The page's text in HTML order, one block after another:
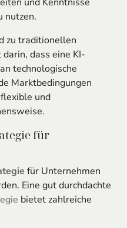
nutzen.
zu traditionellen
dass eine KI-
technologische
Marktbedingungen
und
für
für Unternehmen
Eine gut durchdachte
bietet zahlreiche